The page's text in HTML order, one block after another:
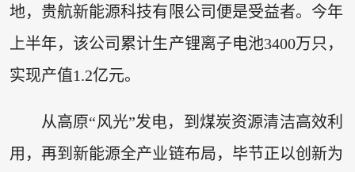
地，贵航新能源科技有限公司便是受益者。今年
上半年，该公司累计生产锂离子电池3400万只，
实现产值1.2亿元。
从高原“风光”发电，到煤炭资源清洁高效利
用，再到新能源全产业链布局，毕节正以创新为